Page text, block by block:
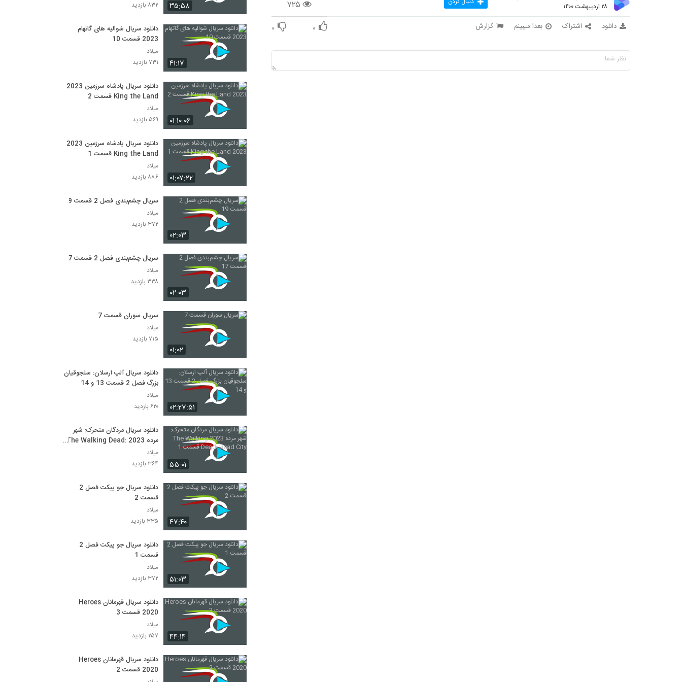
۷۲۵ ۲۸ اردیبهشت ۱۴۰۰
دانلود اشتراک بعدا میبینم گزارش ۰ ۰
۳۵:۵۸
۸۳۲ بازدید
۴۱:۱۷
دانلود سریال شوالیه های گاتهام
2023 قسمت 10
میلاد
۷۳۱ بازدید
۰۱:۱۰:۰۶
دانلود سریال پادشاه سرزمین 2023
King the Land قسمت 2
میلاد
۵۶۹ بازدید
۰۱:۰۷:۲۲
دانلود سریال پادشاه سرزمین 2023
King the Land قسمت 1
میلاد
۸۸۶ بازدید
۰۲:۰۳
سریال چشم‌بندی فصل 2 قسمت 19
میلاد
۳۷۲ بازدید
۰۲:۰۳
سریال چشم‌بندی فصل 2 قسمت 17
میلاد
۳۳۸ بازدید
۰۱:۰۲
سریال سوران قسمت 7
میلاد
۷۱۵ بازدید
۰۲:۲۷:۵۱
دانلود سریال آلپ ارسلان: سلجوقیان
بزرگ فصل 2 قسمت 13 و 14
میلاد
۶۲۰ بازدید
۵۵:۰۱
دانلود سریال مردگان متحرک: شهر
مرده 2023 The Walking Dead:
Dead City قسمت 1
میلاد
۳۶۴ بازدید
۴۷:۴۰
دانلود سریال جو پیکت فصل 2
قسمت 2
میلاد
۳۳۵ بازدید
۵۱:۰۳
دانلود سریال جو پیکت فصل 2
قسمت 1
میلاد
۳۷۲ بازدید
۴۴:۱۴
دانلود سریال قهرمانان Heroes
2020 قسمت 3
میلاد
۲۵۷ بازدید
دانلود سریال قهرمانان Heroes
2020 قسمت 2